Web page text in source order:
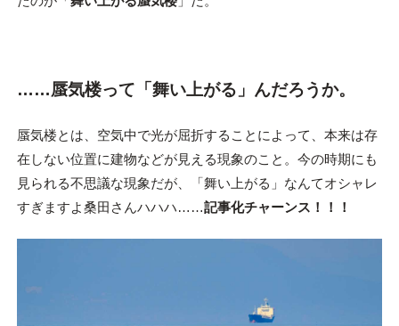
……蜃気楼って「舞い上がる」んだろうか。
蜃気楼とは、空気中で光が屈折することによって、本来は存
在しない位置に建物などが見える現象のこと。今の時期にも
見られる不思議な現象だが、「舞い上がる」なんてオシャレ
すぎますよ桑田さんハハハ……記事化チャーンス！！！